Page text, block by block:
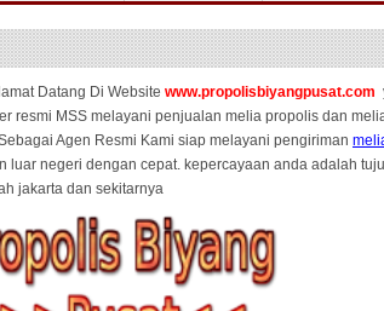
Datang Di Website www.propolisbiyangpusat.com
resmi MSS melayani penjualan melia propolis dan
Agen Resmi Kami siap melayani pengiriman
luar negeri dengan cepat. kepercayaan anda adalah
jakarta dan sekitarnya